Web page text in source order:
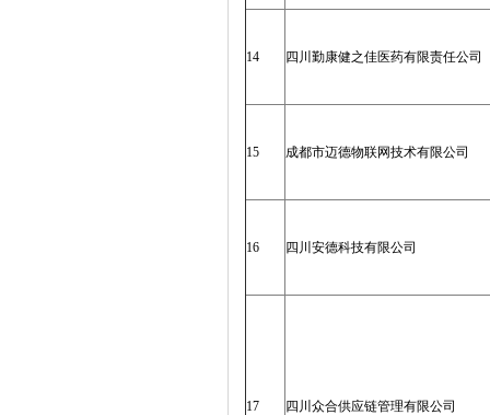
14 四川勤康健之佳医药有限责任公司
15 成都市迈德物联网技术有限公司
16 四川安德科技有限公司
17 四川众合供应链管理有限公司